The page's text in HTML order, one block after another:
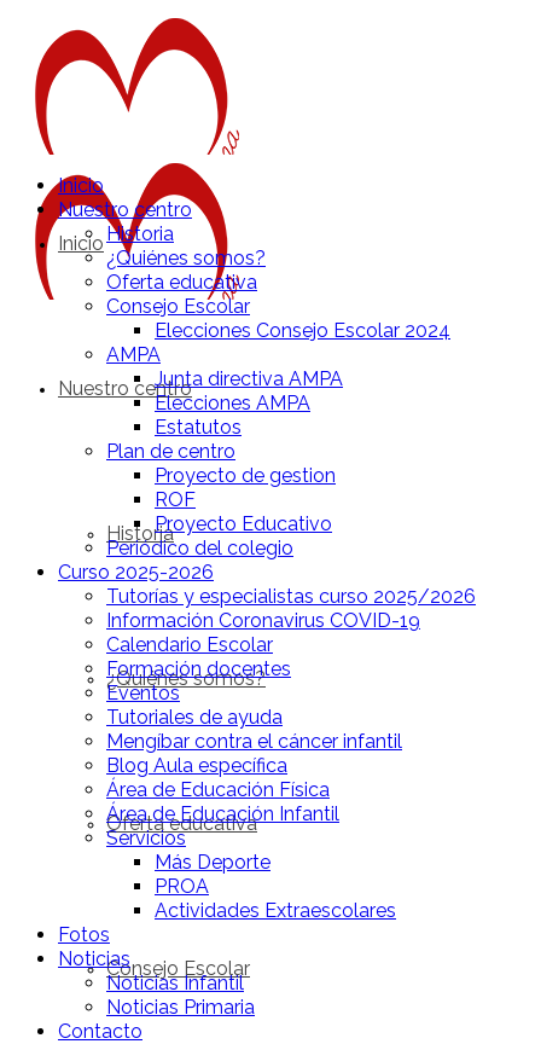
Inicio
Nuestro centro
Historia
¿Quiénes somos?
Oferta educativa
Consejo Escolar
Inicio
Nuestro centro
Historia
¿Quiénes somos?
Oferta educativa
Consejo Escolar
Elecciones Consejo Escolar 2024
AMPA
Junta directiva AMPA
Elecciones AMPA
Estatutos
Plan de centro
Proyecto de gestion
ROF
Proyecto Educativo
Periódico del colegio
Curso 2025-2026
Tutorías y especialistas curso 2025/2026
Información Coronavirus COVID-19
Calendario Escolar
Formación docentes
Eventos
Tutoriales de ayuda
Mengíbar contra el cáncer infantil
Blog Aula específica
Área de Educación Física
Área de Educación Infantil
Servicios
Más Deporte
PROA
Actividades Extraescolares
Fotos
Noticias
Noticias Infantil
Noticias Primaria
Contacto